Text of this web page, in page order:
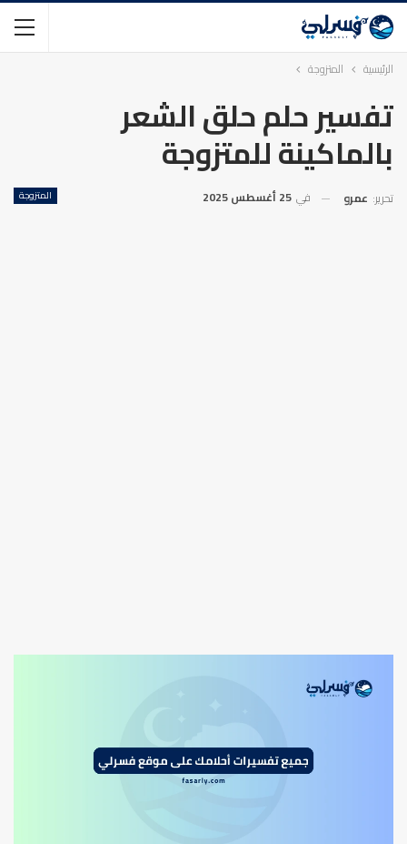
الرئيسية المتزوجة
تفسير حلم حلق الشعر
بالماكينة للمتزوجة
المتزوجة تحرير: عمرو في 25 أغسطس 2025